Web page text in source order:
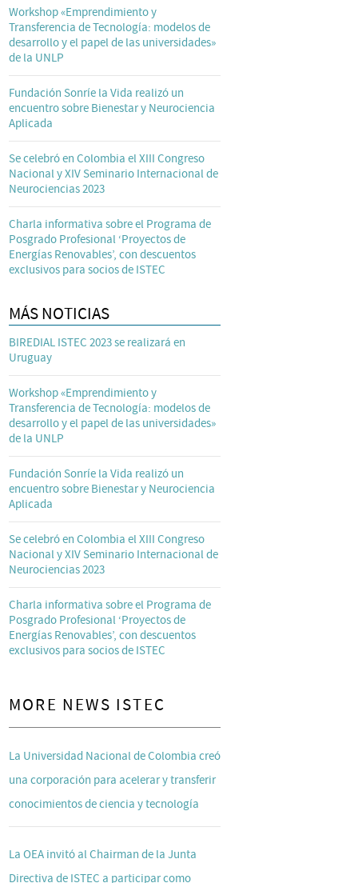
Workshop «Emprendimiento y
Transferencia de Tecnología: modelos de
desarrollo y el papel de las universidades»
de la UNLP
Fundación Sonríe la Vida realizó un
encuentro sobre Bienestar y Neurociencia
Aplicada
Se celebró en Colombia el XIII Congreso
Nacional y XIV Seminario Internacional de
Neurociencias 2023
Charla informativa sobre el Programa de
Posgrado Profesional ‘Proyectos de
Energías Renovables’, con descuentos
exclusivos para socios de ISTEC
MÁS NOTICIAS
BIREDIAL ISTEC 2023 se realizará en
Uruguay
Workshop «Emprendimiento y
Transferencia de Tecnología: modelos de
desarrollo y el papel de las universidades»
de la UNLP
Fundación Sonríe la Vida realizó un
encuentro sobre Bienestar y Neurociencia
Aplicada
Se celebró en Colombia el XIII Congreso
Nacional y XIV Seminario Internacional de
Neurociencias 2023
Charla informativa sobre el Programa de
Posgrado Profesional ‘Proyectos de
Energías Renovables’, con descuentos
exclusivos para socios de ISTEC
MORE NEWS ISTEC
La Universidad Nacional de Colombia creó
una corporación para acelerar y transferir
conocimientos de ciencia y tecnología
La OEA invitó al Chairman de la Junta
Directiva de ISTEC a participar como